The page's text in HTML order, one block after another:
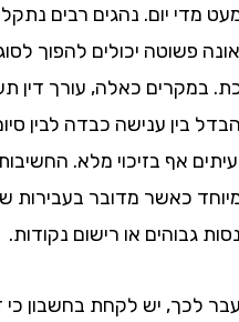
יום. נהגים רבים נתקלים
יכולים להפוך
כאלה, עורך דין
ענישה כבדה לבין סיום
אף בזיכוי מלא. החשיבות
כאשר מדובר בעבירות
או רישום נקודות.
יש לקחת בחשבון כי